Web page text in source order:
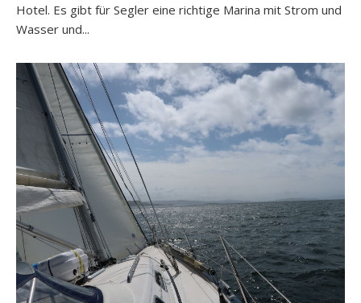
Hotel. Es gibt für Segler eine richtige Marina mit Strom und
Wasser und...